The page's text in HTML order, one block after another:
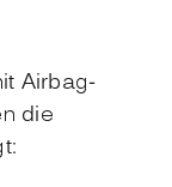
Airbag-
die